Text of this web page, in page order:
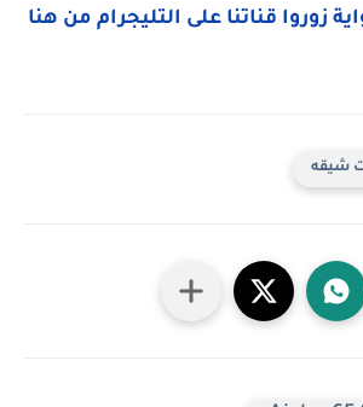
زوروا قناتنا على التليجرام من هنا
شيقه